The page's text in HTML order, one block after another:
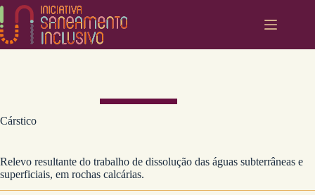
Pular
o
conteúdo
Cárstico
Relevo resultante do trabalho de dissolução das águas subterrâneas e
superficiais, em rochas calcárias.